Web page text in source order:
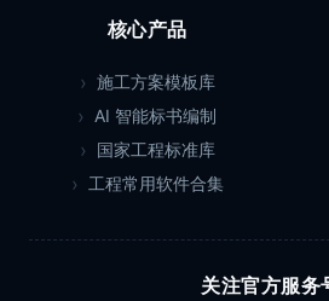
核心产品
施工方案模板库
AI 智能标书编制
国家工程标准库
工程常用软件合集
关注官方服务